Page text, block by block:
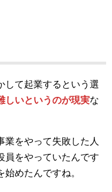
して起業するという選
しいというのが現実な
業をやって失敗した人
員をやっていたんです
めたんですね。